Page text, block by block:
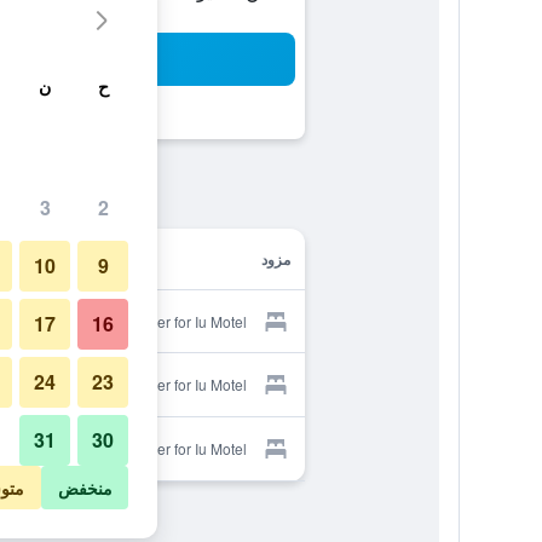
مزود
Provider for Iu Motel
Provider for Iu Motel
Provider for Iu Motel
ح ن
2
3
9
10
16
17
23
24
30
31
منخفض